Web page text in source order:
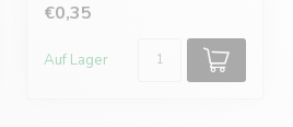
€0,35
Auf Lager